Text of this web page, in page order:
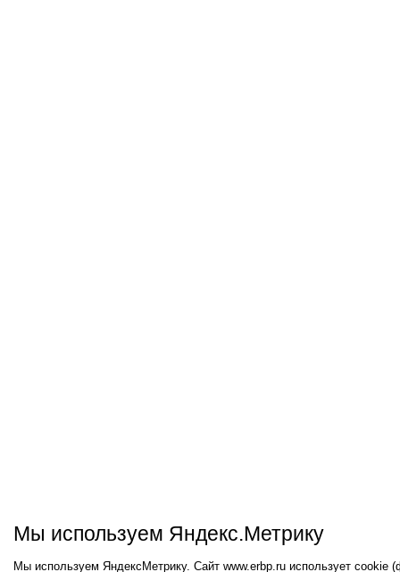
Мы используем Яндекс.Метрику
Мы используем ЯндексМетрику. Сайт www.erbp.ru использует